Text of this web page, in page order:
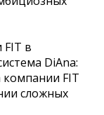
в
DiAna:
компании FIT
сложных